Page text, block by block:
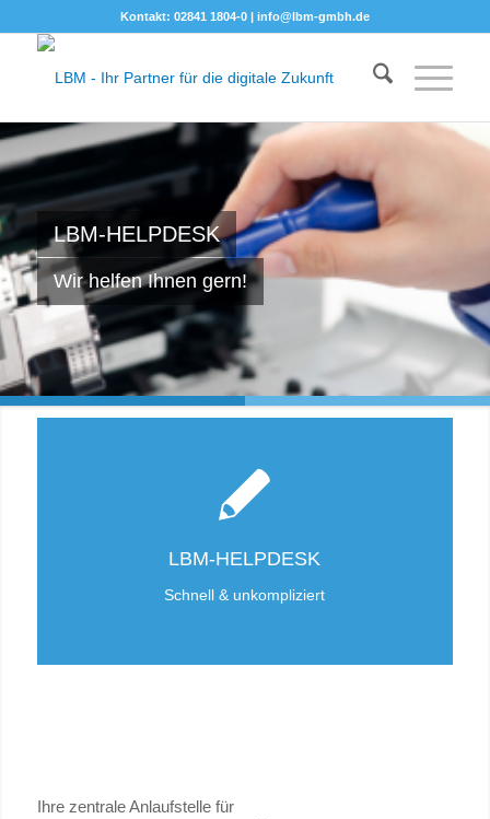
Kontakt: 02841 1804-0 | info@lbm-gmbh.de
LBM-HELPDESK
Wir helfen Ihnen gern!
LBM-HELPDESK
Schnell & unkompliziert
Ihre zentrale Anlaufstelle für